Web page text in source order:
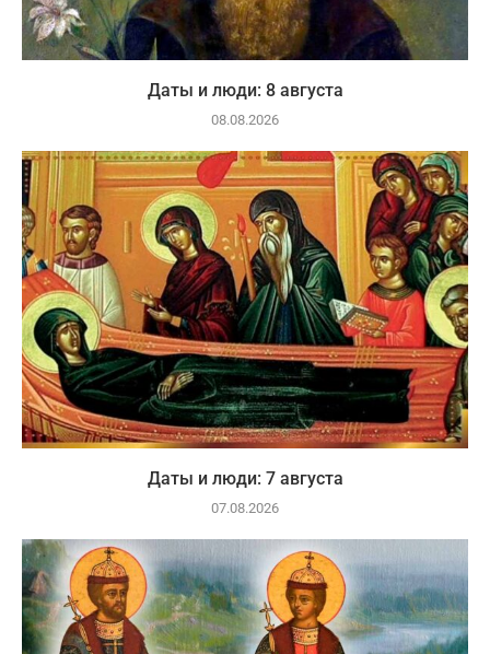
Даты и люди: 8 августа
08.08.2026
Даты и люди: 7 августа
07.08.2026